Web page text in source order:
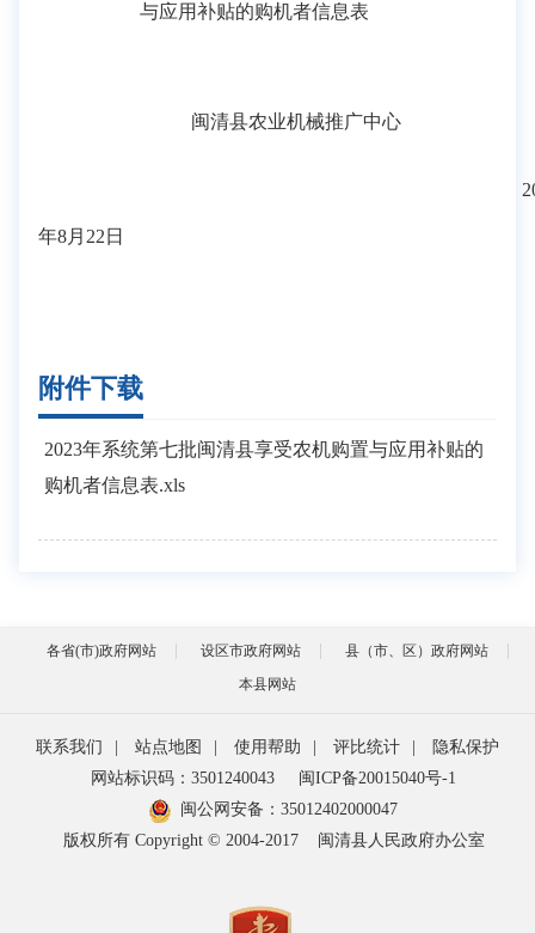
与应用补贴的购机者信息表
闽清县农业机械推广中心
年8月 22 日
附件下载
2023年系统第七批闽清县享受农机购置与应用补贴的
购机者信息表.xls
各省(市)政府网站 设区市政府网站
县（市、区）政府网站
本县网站
联系我们 站点地图 使用帮助 评比统计
隐私保护
网站标识码：3501240043
闽ICP备20015040号-1
闽公网安备： 35012402000047
版权所有 Copyright © 2004-2017
闽清县人民政府办公室